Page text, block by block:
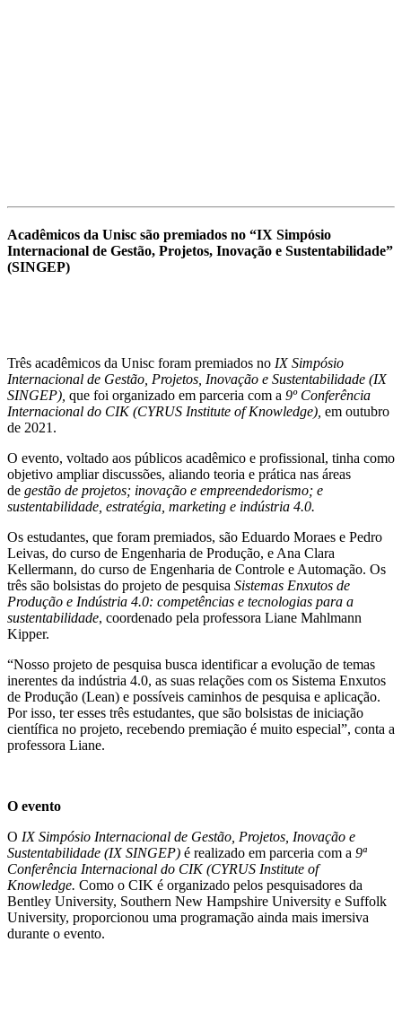
Acadêmicos da Unisc são premiados no “IX Simpósio
Internacional de Gestão, Projetos, Inovação e Sustentabilidade”
(SINGEP)
Três acadêmicos da Unisc foram premiados no IX Simpósio
Internacional de Gestão, Projetos, Inovação e Sustentabilidade (IX
SINGEP), que foi organizado em parceria com a 9º Conferência
Internacional do CIK (CYRUS Institute of Knowledge), em outubro
de 2021.
O evento, voltado aos públicos acadêmico e profissional, tinha como
objetivo ampliar discussões, aliando teoria e prática nas áreas
de gestão de projetos; inovação e empreendedorismo; e
sustentabilidade, estratégia, marketing e indústria 4.0.
Os estudantes, que foram premiados, são Eduardo Moraes e Pedro
Leivas, do curso de Engenharia de Produção, e Ana Clara
Kellermann, do curso de Engenharia de Controle e Automação. Os
três são bolsistas do projeto de pesquisa Sistemas Enxutos de
Produção e Indústria 4.0: competências e tecnologias para a
sustentabilidade, coordenado pela professora Liane Mahlmann
Kipper.
“Nosso projeto de pesquisa busca identificar a evolução de temas
inerentes da indústria 4.0, as suas relações com os Sistema Enxutos
de Produção (Lean) e possíveis caminhos de pesquisa e aplicação.
Por isso, ter esses três estudantes, que são bolsistas de iniciação
científica no projeto, recebendo premiação é muito especial”, conta a
professora Liane.
O evento
O IX Simpósio Internacional de Gestão, Projetos, Inovação e
Sustentabilidade (IX SINGEP) é realizado em parceria com a 9ª
Conferência Internacional do CIK (CYRUS Institute of
Knowledge. Como o CIK é organizado pelos pesquisadores da
Bentley University, Southern New Hampshire University e Suffolk
University, proporcionou uma programação ainda mais imersiva
durante o evento.